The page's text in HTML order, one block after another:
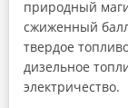
природный
сжиженный
твердое
дизельное
электричество.